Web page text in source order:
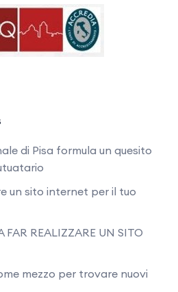
di Pisa formula un quesito
un sito internet per il tuo
FAR REALIZZARE UN SITO
mezzo per trovare nuovi